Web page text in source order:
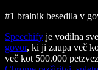
#1 bralnik besedila v
Speechify je vodilna
govor, ki ji zaupa več
več kot 500.000